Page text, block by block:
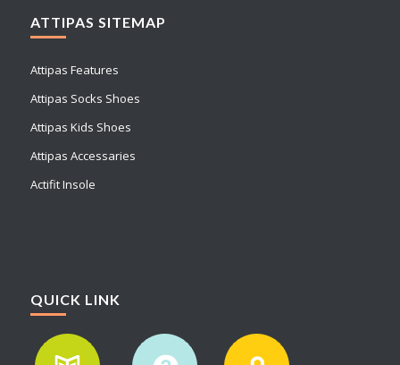
ATTIPAS SITEMAP
Attipas Features
Attipas Socks Shoes
Attipas Kids Shoes
Attipas Accessaries
Actifit Insole
QUICK LINK